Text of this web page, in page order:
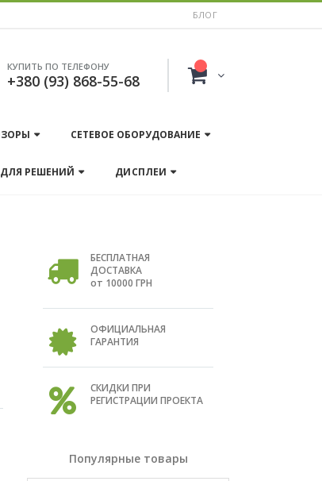
БЛОГ
КУПИТЬ ПО ТЕЛЕФОНУ
+380 (93) 868-55-68
СЕТЕВОЕ ОБОРУДОВАНИЕ
РЕШЕНИЙ ДИСПЛЕИ
БЕСПЛАТНАЯ
ДОСТАВКА
от 10000 ГРН
ОФИЦИАЛЬНАЯ
ГАРАНТИЯ
СКИДКИ ПРИ
РЕГИСТРАЦИИ ПРОЕКТА
Популярные товары